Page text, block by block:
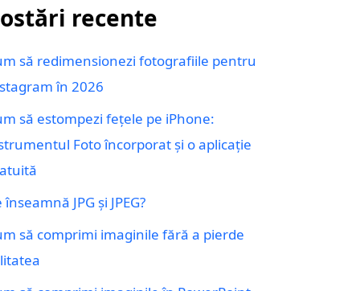
recente
să redimensionezi fotografiile pentru
în 2026
să estompezi fețele pe iPhone:
Foto încorporat și o aplicație
înseamnă JPG și JPEG?
să comprimi imaginile fără a pierde